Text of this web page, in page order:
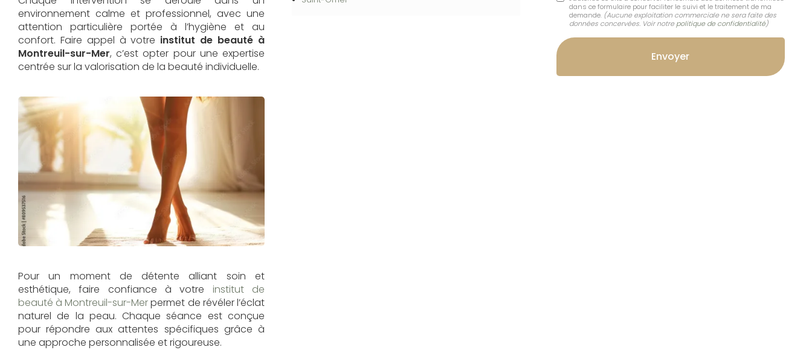
environnement calme et professionnel, avec une
attention particulière portée à l’hygiène et au
confort. Faire appel à votre institut de beauté à
Montreuil-sur-Mer, c’est opter pour une expertise
centrée sur la valorisation de la beauté individuelle.
Pour un moment de détente alliant soin et
esthétique, faire confiance à votre institut de
beauté à Montreuil-sur-Merpermet de révéler l’éclat
naturel de la peau. Chaque séance est conçue
pour répondre aux attentes spécifiques grâce à
une approche personnalisée et rigoureuse.
dans ce formulaire pour faciliter le suivi et le traitement de ma
demande. (Aucune exploitation commerciale ne sera faite des
données concervées. Voir notre politique de confidentialité)